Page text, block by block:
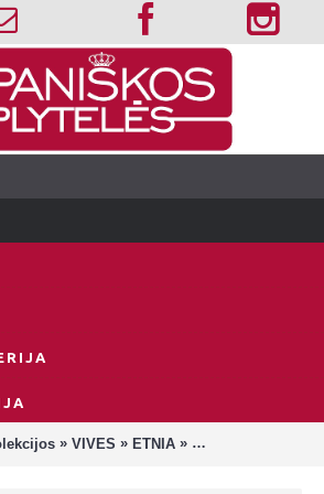
» VIVES » ETNIA » Etnia Thai Pardo